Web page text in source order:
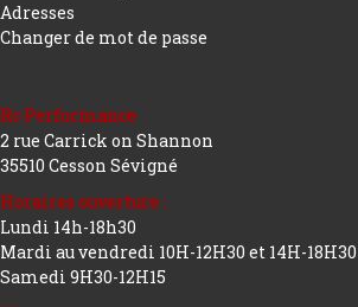
Adresses
Changer de mot de passe
Rc Performance
2 rue Carrick on Shannon
35510 Cesson Sévigné
Horaires ouverture :
Lundi 14h-18h30
Mardi au vendredi 10H-12H30 et 14H-18H30
Samedi 9H30-12H15